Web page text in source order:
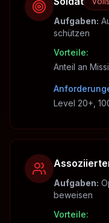
Aufgaben:
schützen
Vorteile:
Anteil an
Level 20+,
Aufgaben:
beweisen
Vorteile: